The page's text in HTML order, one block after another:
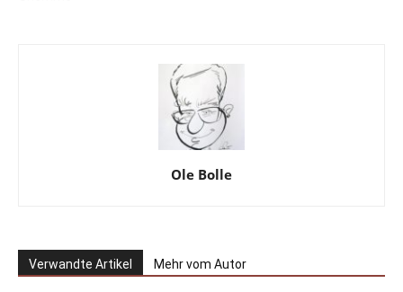
Ole Bolle
Verwandte Artikel Mehr vom Autor